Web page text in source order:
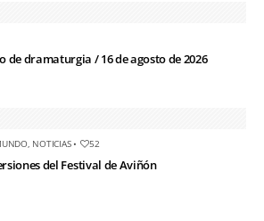
de dramaturgia / 16 de agosto de 2026
, NOTICIAS• 52
del Festival de Aviñón